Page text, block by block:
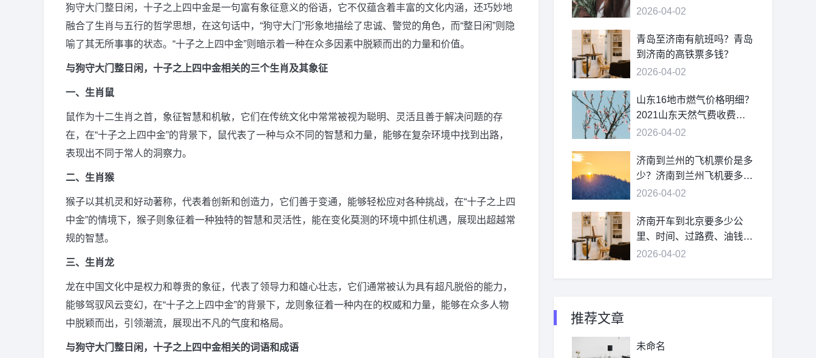
狗守大门整日闲，十子之上四中金是一句富有象征意义的俗语，它不仅蕴含着丰富的文化内涵，还巧妙地
融合了生肖与五行的哲学思想，在这句话中，“狗守大门”形象地描绘了忠诚、警觉的角色，而“整日闲”则隐
喻了其无所事事的状态。“十子之上四中金”则暗示着一种在众多因素中脱颖而出的力量和价值。
与狗守大门整日闲，十子之上四中金相关的三个生肖及其象征
一、生肖鼠
鼠作为十二生肖之首，象征智慧和机敏，它们在传统文化中常常被视为聪明、灵活且善于解决问题的存
在，在“十子之上四中金”的背景下，鼠代表了一种与众不同的智慧和力量，能够在复杂环境中找到出路，
表现出不同于常人的洞察力。
二、生肖猴
猴子以其机灵和好动著称，代表着创新和创造力，它们善于变通，能够轻松应对各种挑战，在“十子之上四
中金”的情境下，猴子则象征着一种独特的智慧和灵活性，能在变化莫测的环境中抓住机遇，展现出超越常
规的智慧。
三、生肖龙
龙在中国文化中是权力和尊贵的象征，代表了领导力和雄心壮志，它们通常被认为具有超凡脱俗的能力，
能够驾驭风云变幻，在“十子之上四中金”的背景下，龙则象征着一种内在的权威和力量，能够在众多人物
中脱颖而出，引领潮流，展现出不凡的气度和格局。
与狗守大门整日闲，十子之上四中金相关的词语和成语
少？
2026-04-02
青岛至济南有航班吗？青岛
到济南的高铁票多钱？
2026-04-02
山东16地市燃气价格明细？
2021山东天然气费收费标
准？
2026-04-02
济南到兰州的飞机票价是多
少？济南到兰州飞机要多
久？
2026-04-02
济南开车到北京要多少公
里、时间、过路费、油钱？
济南到北京多少公里？
2026-04-02
推荐文章
未命名